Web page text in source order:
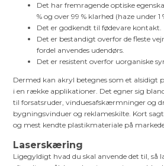
Det har fremragende optiske
% og over 99 % klarhed (haze under 1
Det er godkendt til fødevare kontakt.
Det er bestandigt overfor de fleste
fordel anvendes udendørs.
Det er resistent overfor uorganiske
Dermed kan akryl betegnes som et alsidigt
i en række applikationer. Det egner sig
til forsatsruder, vinduesafskærmninger og
bygningsvinduer og reklameskilte. Kort
og mest kendte plastikmateriale på
Laserskæring
Ligegyldigt hvad du skal anvende det til, så